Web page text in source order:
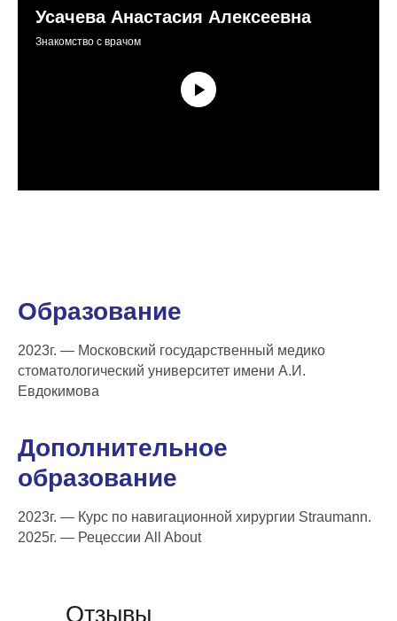
Усачева Анастасия Алексеевна
Знакомство с врачом
Образование
2023г. — Московский государственный медико
стоматологический университет имени А.И.
Евдокимова
Дополнительное
образование
2023г. — Курс по навигационной хирургии Straumann.
2025г. — Рецессии All About
Отзывы